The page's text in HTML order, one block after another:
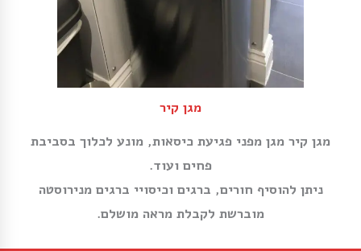
מגן קיר
מגן קיר מגן מפני פגיעת כיסאות, מונע לכלוך בסביבת
פחים ועוד.
ניתן להוסיף חורים, ברגים וכיסויי ברגים מנירוסטה
מוברשת לקבלת מראה מושלם.